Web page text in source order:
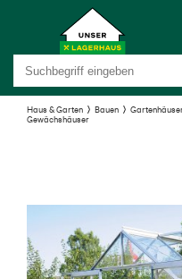
Haus & Garten Bauen
Gewächshäuser